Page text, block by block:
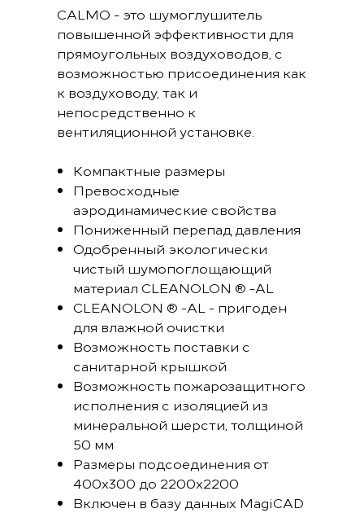
CALMO - это шумоглушитель
повышенной эффективности для
прямоугольных воздуховодов, с
возможностью присоединения как
к воздуховоду, так и
непосредственно к
вентиляционной установке.
Компактные размеры
Превосходные
аэродинамические свойства
Пониженный перепад давления
Одобренный экологически
чистый шумопоглощающий
материал CLEANOLON ® -AL
CLEANOLON ® -AL - пригоден
для влажной очистки
Возможность поставки с
санитарной крышкой
Возможность пожарозащитного
исполнения с изоляцией из
минеральной шерсти, толщиной
50 мм
Размеры подсоединения от
400x300 до 2200x2200
Включен в базу данных MagiCAD